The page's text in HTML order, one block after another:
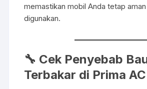
memastikan mobil Anda tetap
digunakan.
🔧 Cek Penyebab
Terbakar di Prima